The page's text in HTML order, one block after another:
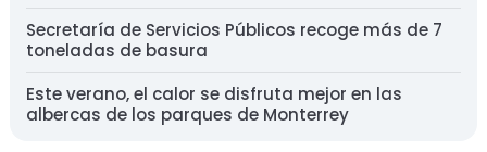
Secretaría de Servicios Públicos recoge más de 7
toneladas de basura
Este verano, el calor se disfruta mejor en las
albercas de los parques de Monterrey